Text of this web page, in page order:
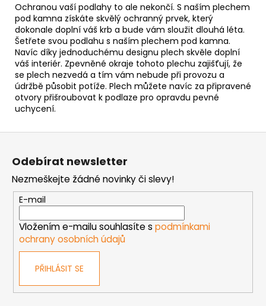
Ochranou vaší podlahy to ale nekončí. S naším plechem
pod kamna získáte skvělý ochranný prvek, který
dokonale doplní váš krb a bude vám sloužit dlouhá léta.
Šetřete svou podlahu s naším plechem pod kamna.
Navíc díky jednoduchému designu plech skvěle doplní
váš interiér. Zpevněné okraje tohoto plechu zajišťují, že
se plech nezvedá a tím vám nebude při provozu a
údržbě působit potíže. Plech můžete navíc za připravené
otvory přišroubovat k podlaze pro opravdu pevné
uchycení.
Z
Odebírat newsletter
Nezmeškejte žádné novinky či slevy!
E-mail
Vložením e-mailu souhlasíte s podmínkami
ochrany osobních údajů
PŘIHLÁSIT SE